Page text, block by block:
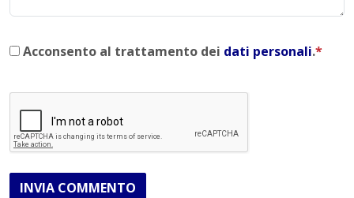
Acconsento al trattamento dei dati personali.*
INVIA COMMENTO